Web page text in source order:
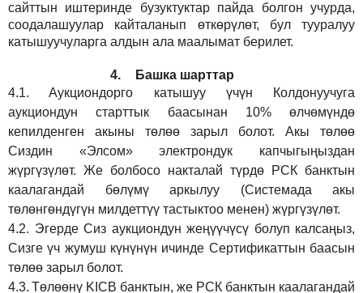
сайттын иштеринде бузуктуктар пайда болгон учурда,
соодалашуулар кайталанып өткөрүлөт, бул тууралуу
катышуучуларга алдын ала маалымат берилет.
4.
Башка шарттар
4.1.
Аукциондорго катышуу үчүн Колдонуучуга
аукциондун старттык баасынан 10% өлчөмүндө
кепилденген акыны төлөө зарыл болот. Акы төлөө
Сиздин «Элсом»электрондук капчыгыңыздан
жүргүзүлөт. Же болбосо накталай түрдө РСК банктын
каалагандай бөлүмү аркылуу (Системада акы
төлөнгөндүгүн милдеттүү тастыктоо менен) жүргүзүлөт.
4.2. Эгерде Сиз аукциондун жеңүүчүсү болуп калсаңыз,
Сизге үч жумуш күнүнүн ичинде Сертификаттын баасын
төлөө зарыл болот.
4.3. Төлөөнү KICB банктын, же РСК банктын каалагандай